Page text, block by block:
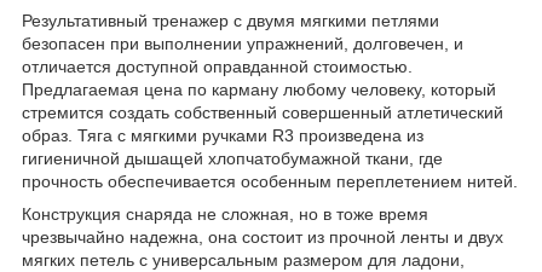
Результативный тренажер с двумя мягкими петлями
безопасен при выполнении упражнений, долговечен, и
отличается доступной оправданной стоимостью.
Предлагаемая цена по карману любому человеку, который
стремится создать собственный совершенный атлетический
образ. Тяга с мягкими ручками R3 произведена из
гигиеничной дышащей хлопчатобумажной ткани, где
прочность обеспечивается особенным переплетением нитей.
Конструкция снаряда не сложная, но в тоже время
чрезвычайно надежна, она состоит из прочной ленты и двух
мягких петель с универсальным размером для ладони,